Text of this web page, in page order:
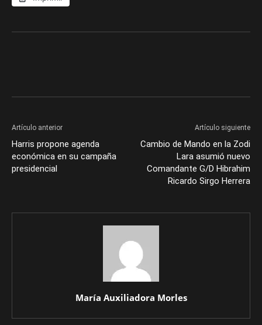
Artículo anterior
Harris propone agenda
económica en su campaña
presidencial
Artículo siguiente
Cambio de Mando en la Zodi
Lara asumió nuevo
Comandante G/D Hibrahim
Ricardo Sirgo Herrera
María Auxiliadora Morles